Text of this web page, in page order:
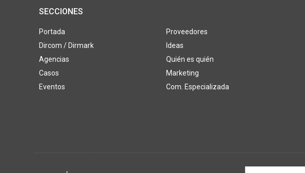
SECCIONES
Portada
Dircom / Dirmark
Agencias
Casos
Eventos
Proveedores
Ideas
Quién es quién
Marketing
Com. Especializada